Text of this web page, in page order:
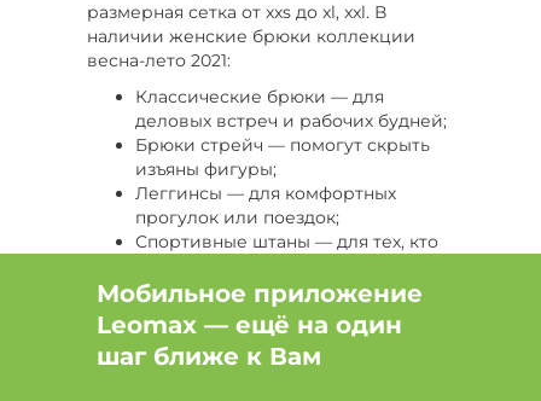
Цвет Голубой, Размер 48, Тип штаны
спортивные
Цвет Фиолетовый, Размер 56, Сезон Лето
Размер 64-66, Сезон Зима, Длина стандартная
Цвет Черный, Размер 50-52, Длина стандартная
Цвет Черный, Сезон Демисезон, Тип
джеггинсы
Цвет Фиолетовый, Размер 54, Сезон Зима
Цвет Черный, Размер 52, Тип юбка-брюки
размерная сетка от xxs до xl, xxl. В
наличии женские брюки коллекции
весна-лето 2021:
Классические брюки — для
деловых встреч и рабочих будней;
Брюки стрейч — помогут скрыть
изъяны фигуры;
Леггинсы — для комфортных
прогулок или поездок;
Спортивные штаны — для тех, кто
везде успевает;
Кюлоты — для модниц, которые
любят выглядеть сногсшибательно.
Мобильное приложение
Leomax — ещё на один
шаг ближе к Вам